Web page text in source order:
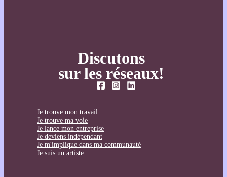
Discutons
sur les réseaux!
Je trouve mon travail
Je trouve ma voie
Je lance mon entreprise
Je deviens indépendant
Je m'implique dans ma communauté
Je suis un artiste